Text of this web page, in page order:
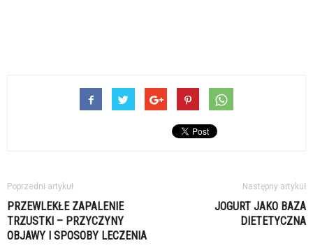
Poprzedni artykuł
PRZEWLEKŁE ZAPALENIE
TRZUSTKI – PRZYCZYNY
OBJAWY I SPOSOBY LECZENIA
Następny artykuł
JOGURT JAKO BAZA
DIETETYCZNA